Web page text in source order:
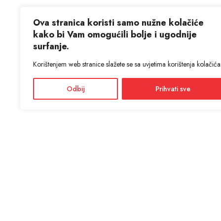
Ova stranica koristi samo nužne kolačiće
kako bi Vam omogućili bolje i ugodnije
surfanje.
Korištenjem web stranice slažete se sa uvjetima korištenja kolačića
Odbij Prihvati sve